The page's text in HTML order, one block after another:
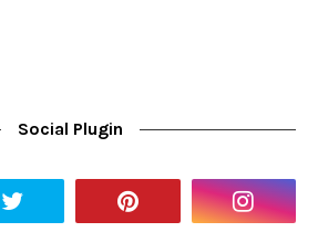
Social Plugin